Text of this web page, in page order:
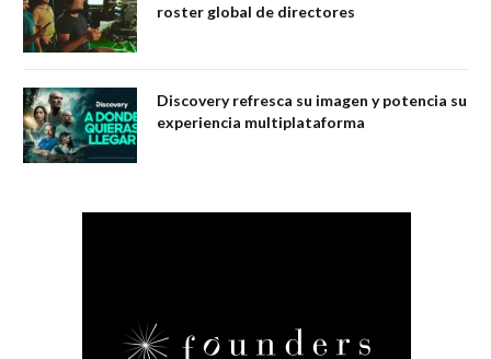
roster global de directores
Discovery refresca su imagen y potencia su
experiencia multiplataforma